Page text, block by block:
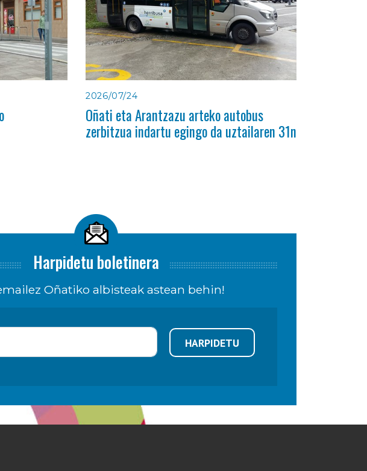
2026/07/24
Oñati eta Arantzazu arteko autobus
zerbitzua indartu egingo da uztailaren 31n
Harpidetu boletinera
Oñatiko albisteak astean behin!
HARPIDETU